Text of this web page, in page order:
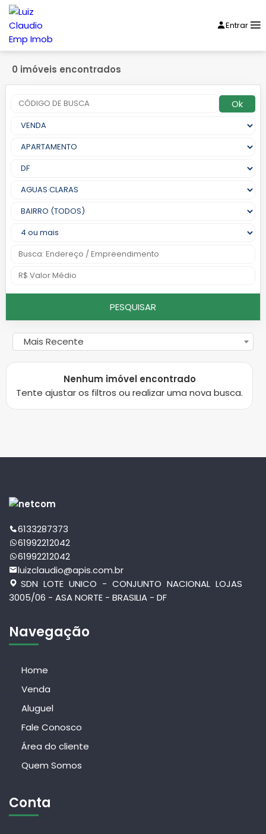
Entrar
0 imóveis encontrados
Ok
PESQUISAR
Mais Recente
Nenhum imóvel encontrado
Tente ajustar os filtros ou realizar uma nova busca.
6133287373
61992212042
61992212042
luizclaudio@apis.com.br
SDN LOTE UNICO - CONJUNTO NACIONAL LOJAS
3005/06 - ASA NORTE - BRASILIA - DF
Navegação
Home
Venda
Aluguel
Fale Conosco
Área do cliente
Quem Somos
Conta